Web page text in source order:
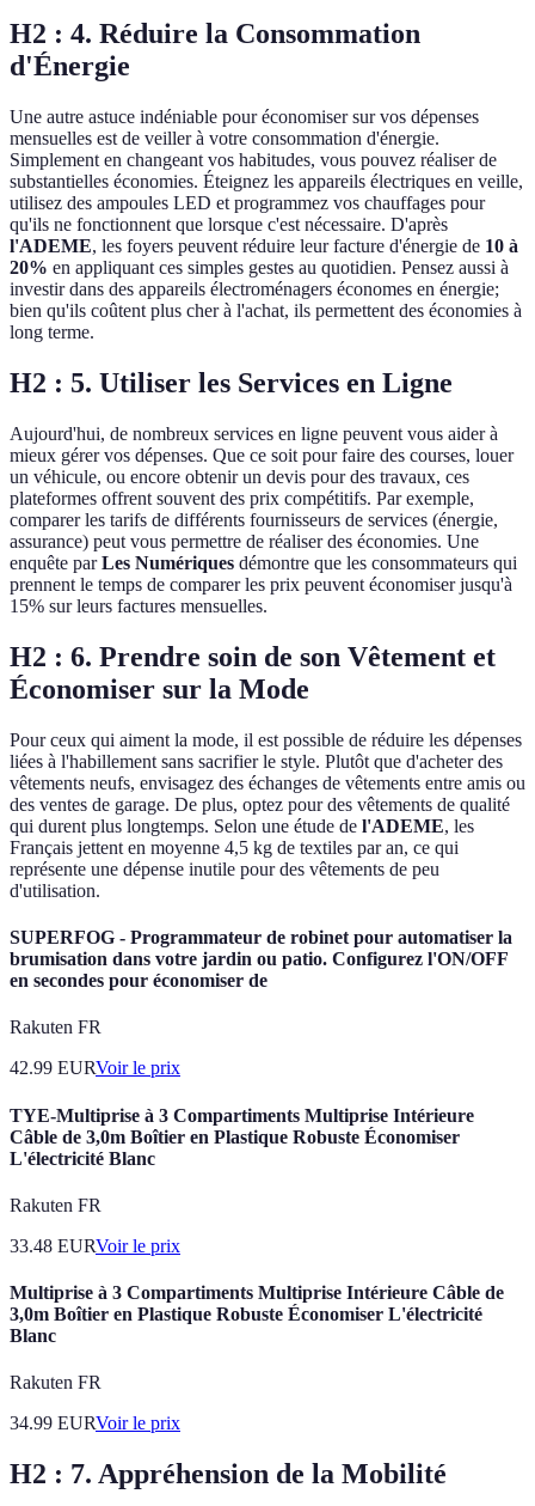
H2 : 4. Réduire la Consommation
d'Énergie
Une autre astuce indéniable pour économiser sur vos dépenses
mensuelles est de veiller à votre consommation d'énergie.
Simplement en changeant vos habitudes, vous pouvez réaliser de
substantielles économies. Éteignez les appareils électriques en veille,
utilisez des ampoules LED et programmez vos chauffages pour
qu'ils ne fonctionnent que lorsque c'est nécessaire. D'après
l'ADEME, les foyers peuvent réduire leur facture d'énergie de 10 à
20% en appliquant ces simples gestes au quotidien. Pensez aussi à
investir dans des appareils électroménagers économes en énergie;
bien qu'ils coûtent plus cher à l'achat, ils permettent des économies à
long terme.
H2 : 5. Utiliser les Services en Ligne
Aujourd'hui, de nombreux services en ligne peuvent vous aider à
mieux gérer vos dépenses. Que ce soit pour faire des courses, louer
un véhicule, ou encore obtenir un devis pour des travaux, ces
plateformes offrent souvent des prix compétitifs. Par exemple,
comparer les tarifs de différents fournisseurs de services (énergie,
assurance) peut vous permettre de réaliser des économies. Une
enquête parLes Numériques démontre que les consommateurs qui
prennent le temps de comparer les prix peuvent économiser jusqu'à
15% sur leurs factures mensuelles.
H2 : 6. Prendre soin de son Vêtement et
Économiser sur la Mode
Pour ceux qui aiment la mode, il est possible de réduire les dépenses
liées à l'habillement sans sacrifier le style. Plutôt que d'acheter des
vêtements neufs, envisagez des échanges de vêtements entre amis ou
des ventes de garage. De plus, optez pour des vêtements de qualité
qui durent plus longtemps. Selon une étude de l'ADEME, les
Français jettent en moyenne 4,5 kg de textiles par an, ce qui
représente une dépense inutile pour des vêtements de peu
d'utilisation.
SUPERFOG - Programmateur de robinet pour automatiser la
brumisation dans votre jardin ou patio. Configurez l'ON/OFF
en secondes pour économiser de
Rakuten FR
42.99 EURVoir le prix
TYE-Multiprise à 3 Compartiments Multiprise Intérieure
Câble de 3,0m Boîtier en Plastique Robuste Économiser
L'électricité Blanc
Rakuten FR
33.48 EURVoir le prix
Multiprise à 3 Compartiments Multiprise Intérieure Câble de
3,0m Boîtier en Plastique Robuste Économiser L'électricité
Blanc
Rakuten FR
34.99 EURVoir le prix
H2 : 7. Appréhension de la Mobilité